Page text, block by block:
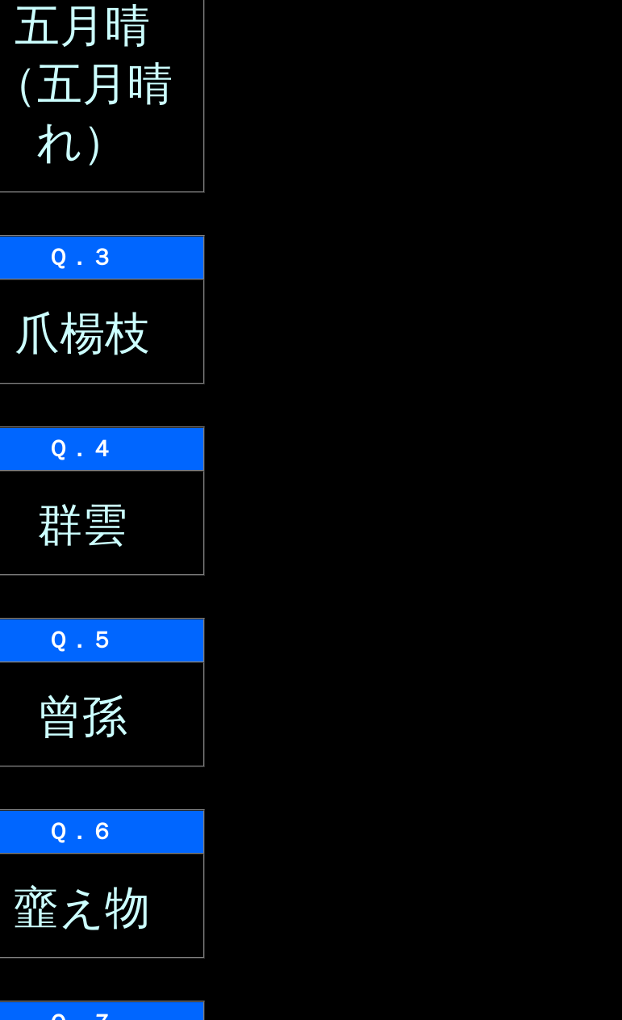
五月晴
（五月晴
れ）
Ｑ．３
爪楊枝
Ｑ．４
群雲
Ｑ．５
曾孫
Ｑ．６
韲え物